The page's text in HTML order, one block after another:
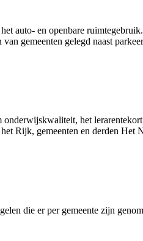
auto- en openbare
gemeenten gelegd naast
onderwijskwaliteit, het
Rijk, gemeenten en derden Het
die er per gemeente zijn